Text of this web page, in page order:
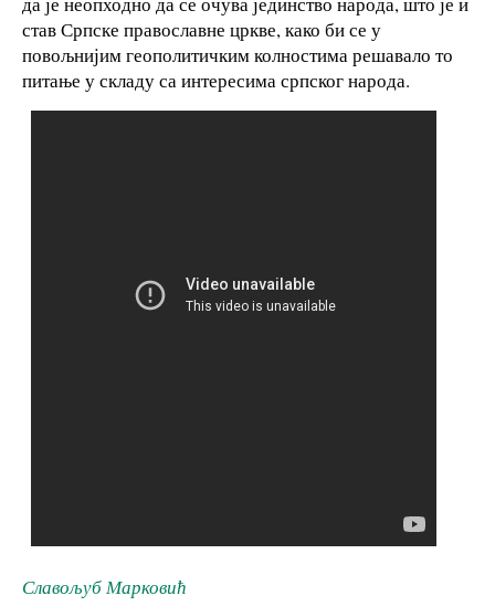
став Српске православне цркве, како би се у
повољнијим геополитичким колностима решавало то
питање у складу са интересима српског народа.
Славољуб Марковић